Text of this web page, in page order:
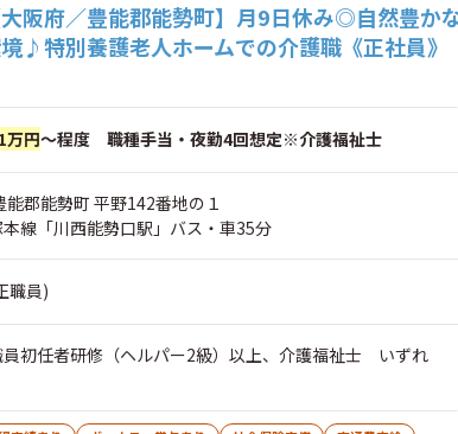
大阪府／豊能郡能勢町】月9日休み◎自然豊か
♪特別養護老人ホームでの介護職《正社員》
万円～程度 職種手当・夜勤4回想定※介護福祉士
能郡能勢町 平野142番地の１
線「川西能勢口駅」バス・車35分
職員)
初任者研修（ヘルパー2級）以上、介護福祉士 いずれ